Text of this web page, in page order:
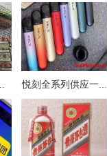
悦刻全系列供应一...